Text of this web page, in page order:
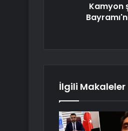
Kamyon
İlgili Makaleler